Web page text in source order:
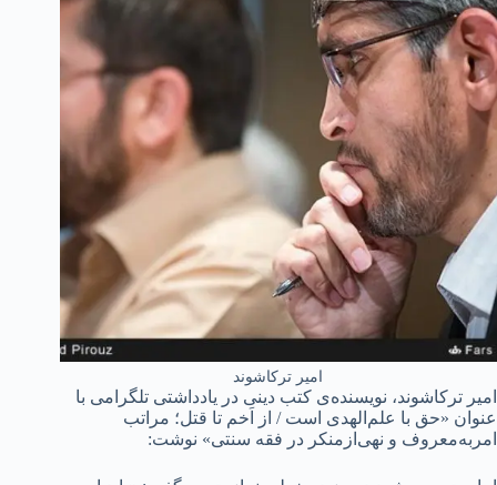
امیر ترکاشوند
امیر ترکاشوند، نویسنده‌ی کتب دینی در یادداشتی تلگرامی با
عنوان «حق با علم‌الهدی است / از اَخم تا قتل؛ مراتب
امربه‌معروف و نهی‌ازمنکر در فقه سنتی» نوشت: